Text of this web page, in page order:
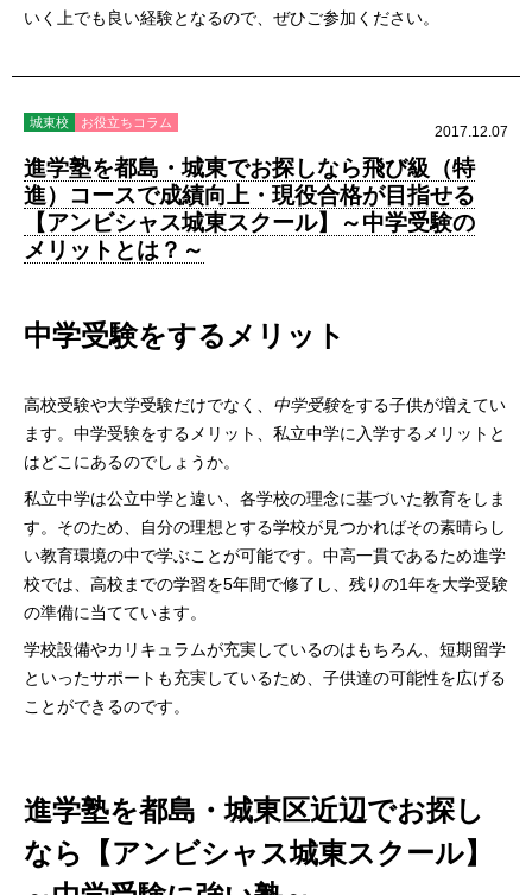
いく上でも良い経験となるので、ぜひご参加ください。
城東校 お役立ちコラム
2017.12.07
進学塾を都島・城東でお探しなら飛び級（特
進）コースで成績向上・現役合格が目指せる
【アンビシャス城東スクール】～中学受験の
メリットとは？～
中学受験をするメリット
高校受験や大学受験だけでなく、 中学受験をする子供が増えてい
ます。中学受験をするメリット、私立中学に入学するメリットと
はどこにあるのでしょうか。
私立中学は公立中学と違い、各学校の理念に基づいた教育をしま
す。そのため、自分の理想とする学校が見つかればその素晴らし
い教育環境の中で学ぶことが可能です。中高一貫であるため進学
校では、高校までの学習を5年間で修了し、残りの1年を大学受験
の準備に当てています。
学校設備やカリキュラムが充実しているのはもちろん、短期留学
といったサポートも充実しているため、子供達の可能性を広げる
ことができるのです。
進学塾を都島・城東区近辺でお探し
なら【アンビシャス城東スクール】